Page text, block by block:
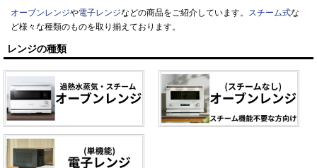
オーブンレンジや電子レンジなどの商品をご紹介しています。 スチーム式な
ど様々な種類のものを取り揃えております。
レンジの種類